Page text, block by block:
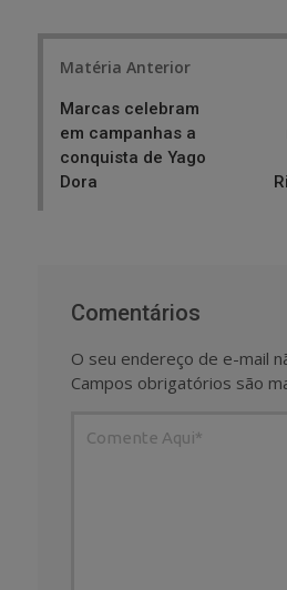
Matéria Anterior
Marcas celebram
em campanhas a
conquista de Yago
Dora
Comentários
O seu endereço de e-mail
Campos obrigatórios são